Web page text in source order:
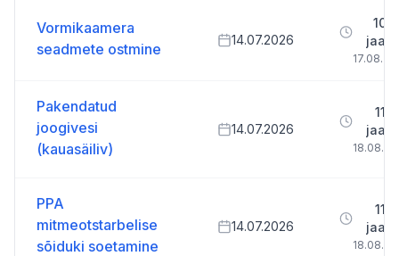
Vormikaamera
seadmete ostmine
14.07.2026
10
Pakendatud
joogivesi
(kauasäiliv)
14.07.2026
11
PPA
mitmeotstarbelise
sõiduki soetamine
14.07.2026
11